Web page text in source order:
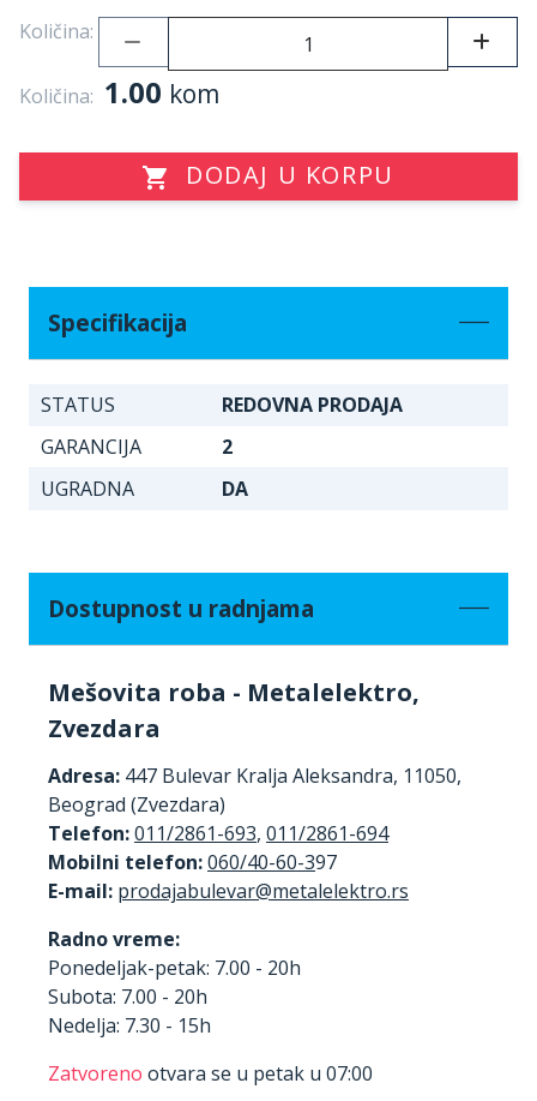
Količina:
Količina: 1.00 kom
DODAJ U KORPU
Specifikacija
STATUS
REDOVNA PRODAJA
GARANCIJA
2
UGRADNA
DA
Dostupnost u radnjama
Mešovita roba - Metalelektro,
Zvezdara
Adresa: 447 Bulevar Kralja Aleksandra, 11050,
Beograd (Zvezdara)
Telefon:011/2861-693, 011/2861-694
Mobilni telefon:060/40-60-397
E-mail:
Radno vreme:
Ponedeljak-petak: 7.00 - 20h
Subota: 7.00 - 20h
Nedelja: 7.30 - 15h
Zatvoreno otvara se u petak u 07:00